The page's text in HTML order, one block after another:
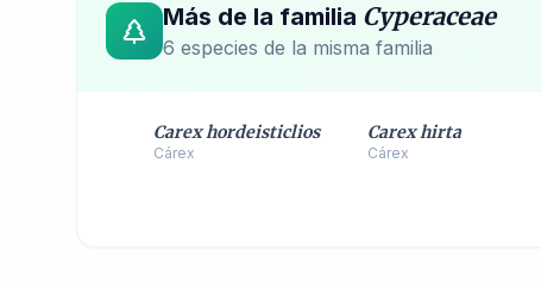
Más de la familia Cyperaceae
6 especies de la misma familia
Carex hordeisticlios
Cárex
Carex hirta
Cárex